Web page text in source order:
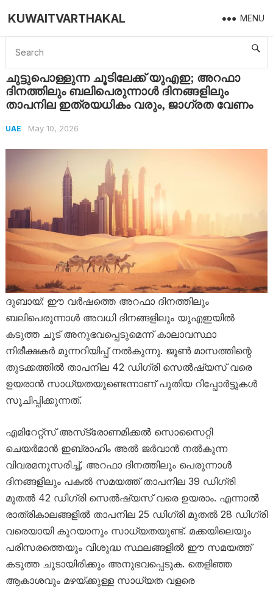
KUWAITVARTHAKAL MENU
Home UAE ചുട്ടുപൊള്ളുന്ന ചൂടിലേക്ക് യുഎഇ; അറഫാ ദിനത്തിലും ബലിപെരുന്നാൾ ദിനങ്ങളിലും താപനില ഇത്രയധികം വരും, ജാ​ഗ്രത വേണം
ചുട്ടുപൊള്ളുന്ന ചൂടിലേക്ക് യുഎഇ; അറഫാ
ദിനത്തിലും ബലിപെരുന്നാൾ ദിനങ്ങളിലും
താപനില ഇത്രയധികം വരും, ജാ​ഗ്രത വേണം
UAE May 10, 2026
ദുബായ്: ഈ വർഷത്തെ അറഫാ ദിനത്തിലും
ബലിപെരുന്നാൾ അവധി ദിനങ്ങളിലും യുഎഇയിൽ
കടുത്ത ചൂട് അനുഭവപ്പെടുമെന്ന് കാലാവസ്ഥാ
നിരീക്ഷകർ മുന്നറിയിപ്പ് നൽകുന്നു. ജൂൺ മാസത്തിന്റെ
തുടക്കത്തിൽ താപനില 42 ഡിഗ്രി സെൽഷ്യസ് വരെ
ഉയരാൻ സാധ്യതയുണ്ടെന്നാണ് പുതിയ റിപ്പോർട്ടുകൾ
സൂചിപ്പിക്കുന്നത്.
എമിറേറ്റ്‌സ് അസ്‌ട്രോണമിക്കൽ സൊസൈറ്റി
ചെയർമാൻ ഇബ്രാഹിം അൽ ജർവാൻ നൽകുന്ന
വിവരമനുസരിച്ച്, അറഫാ ദിനത്തിലും പെരുന്നാൾ
ദിനങ്ങളിലും പകൽ സമയത്ത് താപനില 39 ഡിഗ്രി
മുതൽ 42 ഡിഗ്രി സെൽഷ്യസ് വരെ ഉയരാം. എന്നാൽ
രാത്രികാലങ്ങളിൽ താപനില 25 ഡിഗ്രി മുതൽ 28 ഡിഗ്രി
വരെയായി കുറയാനും സാധ്യതയുണ്ട്. മക്കയിലെയും
പരിസരത്തെയും വിശുദ്ധ സ്ഥലങ്ങളിൽ ഈ സമയത്ത്
കടുത്ത ചൂടായിരിക്കും അനുഭവപ്പെടുക. തെളിഞ്ഞ
ആകാശവും മഴയ്ക്കുള്ള സാധ്യത വളരെ